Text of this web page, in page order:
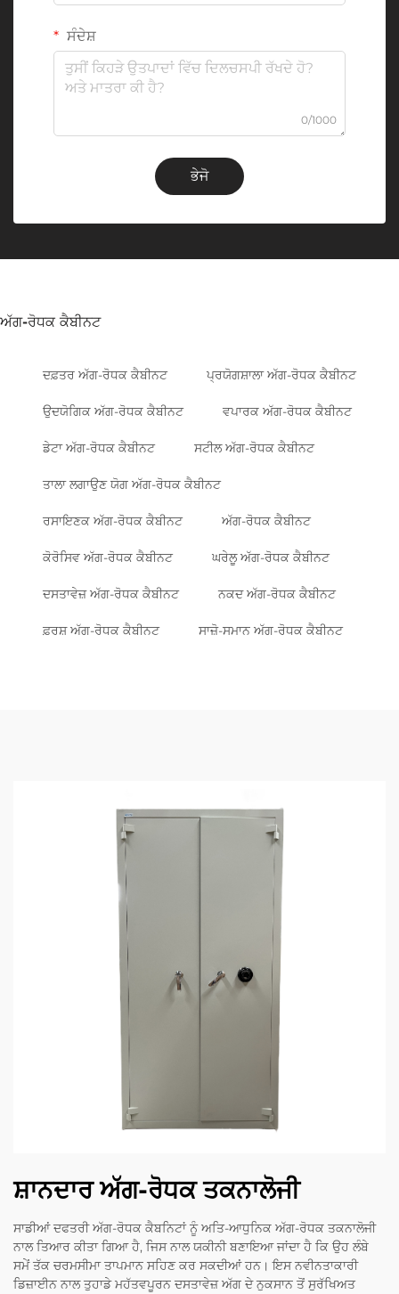
ਸੰਦੇਸ਼
0/1000
ਭੇਜੋ
ਅੱਗ-ਰੋਧਕ ਕੈਬੀਨਟ
ਦਫ਼ਤਰ ਅੱਗ-ਰੋਧਕ ਕੈਬੀਨਟ ਪ੍ਰਯੋਗਸ਼ਾਲਾ ਅੱਗ-ਰੋਧਕ ਕੈਬੀਨਟ
ਉਦਯੋਗਿਕ ਅੱਗ-ਰੋਧਕ ਕੈਬੀਨਟ ਵਪਾਰਕ ਅੱਗ-ਰੋਧਕ ਕੈਬੀਨਟ
ਡੇਟਾ ਅੱਗ-ਰੋਧਕ ਕੈਬੀਨਟ ਸਟੀਲ ਅੱਗ-ਰੋਧਕ ਕੈਬੀਨਟ
ਤਾਲਾ ਲਗਾਉਣ ਯੋਗ ਅੱਗ-ਰੋਧਕ ਕੈਬੀਨਟ
ਰਸਾਇਣਕ ਅੱਗ-ਰੋਧਕ ਕੈਬੀਨਟ ਅੱਗ-ਰੋਧਕ ਕੈਬੀਨਟ
ਕੋਰੋਸਿਵ ਅੱਗ-ਰੋਧਕ ਕੈਬੀਨਟ ਘਰੇਲੂ ਅੱਗ-ਰੋਧਕ ਕੈਬੀਨਟ
ਦਸਤਾਵੇਜ਼ ਅੱਗ-ਰੋਧਕ ਕੈਬੀਨਟ ਨਕਦ ਅੱਗ-ਰੋਧਕ ਕੈਬੀਨਟ
ਫ਼ਰਸ਼ ਅੱਗ-ਰੋਧਕ ਕੈਬੀਨਟ ਸਾਜ਼ੋ-ਸਮਾਨ ਅੱਗ-ਰੋਧਕ ਕੈਬੀਨਟ
ਸ਼ਾਨਦਾਰ ਅੱਗ-ਰੋਧਕ ਤਕਨਾਲੋਜੀ
ਸਾਡੀਆਂ ਦਫਤਰੀ ਅੱਗ-ਰੋਧਕ ਕੈਬਨਿਟਾਂ ਨੂੰ ਅਤਿ-ਆਧੁਨਿਕ ਅੱਗ-ਰੋਧਕ ਤਕਨਾਲੋਜੀ
ਨਾਲ ਤਿਆਰ ਕੀਤਾ ਗਿਆ ਹੈ, ਜਿਸ ਨਾਲ ਯਕੀਨੀ ਬਣਾਇਆ ਜਾਂਦਾ ਹੈ ਕਿ ਉਹ ਲੰਬੇ
ਸਮੇਂ ਤੱਕ ਚਰਮਸੀਮਾ ਤਾਪਮਾਨ ਸਹਿਣ ਕਰ ਸਕਦੀਆਂ ਹਨ। ਇਸ ਨਵੀਨਤਾਕਾਰੀ
ਡਿਜ਼ਾਈਨ ਨਾਲ ਤੁਹਾਡੇ ਮਹੱਤਵਪੂਰਨ ਦਸਤਾਵੇਜ਼ ਅੱਗ ਦੇ ਨੁਕਸਾਨ ਤੋਂ ਸੁਰੱਖਿਅਤ